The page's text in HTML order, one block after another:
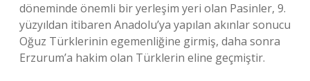
döneminde önemli bir yerleşim yeri olan Pasinler, 9.
yüzyıldan itibaren Anadolu’ya yapılan akınlar sonucu
Oğuz Türklerinin egemenliğine girmiş, daha sonra
Erzurum’a hakim olan Türklerin eline geçmiştir.